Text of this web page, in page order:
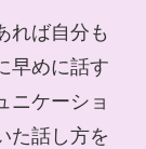
れば自分も
早めに話す
ニケーショ
た話し方を